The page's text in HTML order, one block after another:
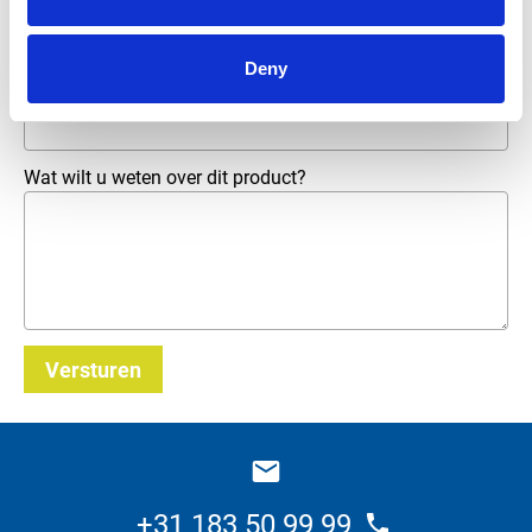
Deny
E-mailadres
Wat wilt u weten over dit product?
Versturen
+31 183 50 99 99